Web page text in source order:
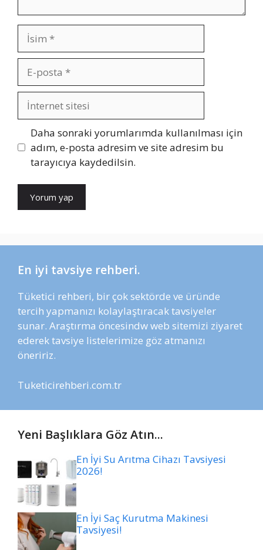
İsim
posta
İnternet
sitesi
Daha sonraki yorumlarımda kullanılması için
adım, e-posta adresim ve site adresim bu
tarayıcıya kaydedilsin.
En iyi tavsiye rehberi.
Tüketici rehberi, bir çok sektörde ve üründe
tercih yapmanızı kolaylaştıracak tavsiyeler
sunar. Araştırma öncesindw web sitemizi ziyaret
ederek tavsiye listelerimize göz atmanızı
öneririz.
Tuketicirehberi.com.tr
Yeni Başlıklara Göz Atın...
En İyi Su Arıtma Cihazı Tavsiyesi
2026!
En İyi Saç Kurutma Makinesi
Tavsiyesi!